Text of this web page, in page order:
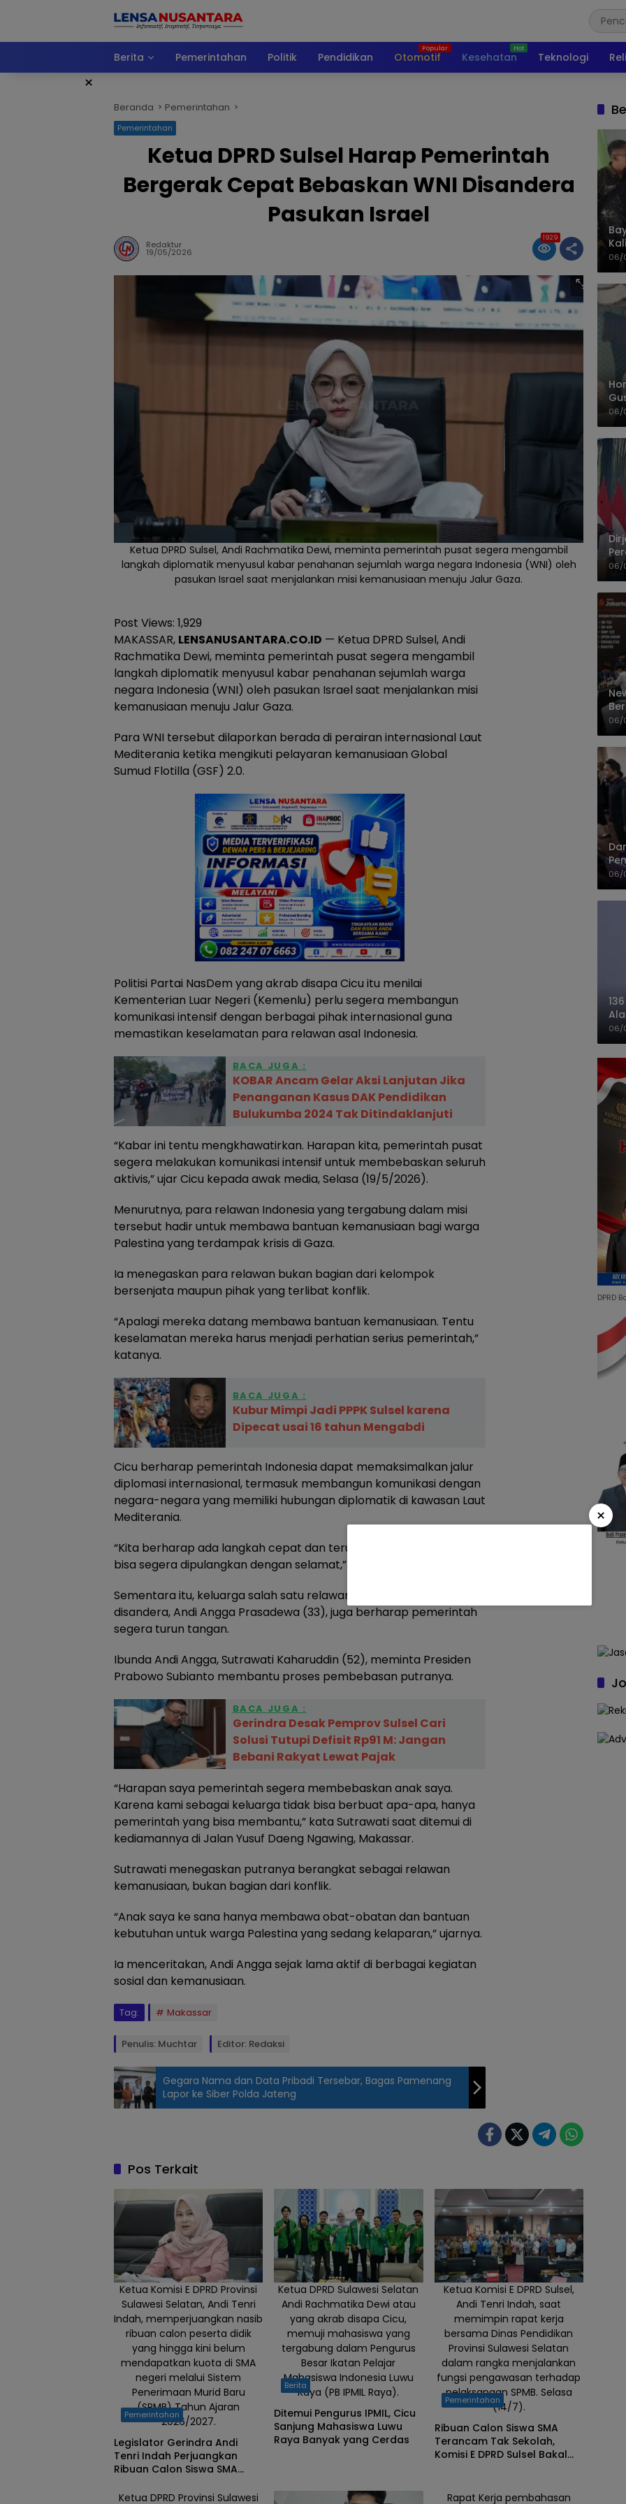
Berita
Pemerintahan Politik Pendidikan Otomotif Kesehatan Teknologi
×
Beranda Pemerintahan
Pemerintahan
Ketua DPRD Sulsel Harap Pemerintah
Bergerak Cepat Bebaskan WNI Disandera
Pasukan Israel
Redaktur
19/05/2026
1929
Ketua DPRD Sulsel, Andi Rachmatika Dewi, meminta pemerintah pusat segera mengambil
langkah diplomatik menyusul kabar penahanan sejumlah warga negara Indonesia (WNI) oleh
pasukan Israel saat menjalankan misi kemanusiaan menuju Jalur Gaza.
Post Views: 1,929
MAKASSAR, LENSANUSANTARA.CO.ID — Ketua DPRD Sulsel, Andi
Rachmatika Dewi, meminta pemerintah pusat segera mengambil
langkah diplomatik menyusul kabar penahanan sejumlah warga
negara Indonesia (WNI) oleh pasukan Israel saat menjalankan misi
kemanusiaan menuju Jalur Gaza.
Para WNI tersebut dilaporkan berada di perairan internasional Laut
Mediterania ketika mengikuti pelayaran kemanusiaan Global
Sumud Flotilla (GSF) 2.0.
Politisi Partai NasDem yang akrab disapa Cicu itu menilai
Kementerian Luar Negeri (Kemenlu) perlu segera membangun
komunikasi intensif dengan berbagai pihak internasional guna
memastikan keselamatan para relawan asal Indonesia.
BACA JUGA :
KOBAR Ancam Gelar Aksi Lanjutan Jika
Penanganan Kasus DAK Pendidikan
Bulukumba 2024 Tak Ditindaklanjuti
“Kabar ini tentu mengkhawatirkan. Harapan kita, pemerintah pusat
segera melakukan komunikasi intensif untuk membebaskan seluruh
aktivis,” ujar Cicu kepada awak media, Selasa (19/5/2026).
Menurutnya, para relawan Indonesia yang tergabung dalam misi
tersebut hadir untuk membawa bantuan kemanusiaan bagi warga
Palestina yang terdampak krisis di Gaza.
Ia menegaskan para relawan bukan bagian dari kelompok
bersenjata maupun pihak yang terlibat konflik.
“Apalagi mereka datang membawa bantuan kemanusiaan. Tentu
keselamatan mereka harus menjadi perhatian serius pemerintah,”
katanya.
BACA JUGA :
Kubur Mimpi Jadi PPPK Sulsel karena
Dipecat usai 16 tahun Mengabdi
Cicu berharap pemerintah Indonesia dapat memaksimalkan jalur
diplomasi internasional, termasuk membangun komunikasi dengan
negara-negara yang memiliki hubungan diplomatik di kawasan Laut
Mediterania.
“Kita berharap ada langkah cepat dan terukur agar seluruh WNI
bisa segera dipulangkan dengan selamat,” ujarnya.
Sementara itu, keluarga salah satu relawan asal Makassar yang
disandera, Andi Angga Prasadewa (33), juga berharap pemerintah
segera turun tangan.
Ibunda Andi Angga, Sutrawati Kaharuddin (52), meminta Presiden
Prabowo Subianto membantu proses pembebasan putranya.
BACA JUGA :
Gerindra Desak Pemprov Sulsel Cari
Solusi Tutupi Defisit Rp91 M: Jangan
Bebani Rakyat Lewat Pajak
“Harapan saya pemerintah segera membebaskan anak saya.
Karena kami sebagai keluarga tidak bisa berbuat apa-apa, hanya
pemerintah yang bisa membantu,” kata Sutrawati saat ditemui di
kediamannya di Jalan Yusuf Daeng Ngawing, Makassar.
Sutrawati menegaskan putranya berangkat sebagai relawan
kemanusiaan, bukan bagian dari konflik.
“Anak saya ke sana hanya membawa obat-obatan dan bantuan
kebutuhan untuk warga Palestina yang sedang kelaparan,” ujarnya.
Ia menceritakan, Andi Angga sejak lama aktif di berbagai kegiatan
sosial dan kemanusiaan.
Tag: Makassar
Penulis: Muchtar Editor: Redaksi
Dewi,
pemerintah
pusat segera
mengambil
langkah
diplomatik
menyusul
kabar
penahanan
sejumlah
warga
negara
Indonesia
(WNI) oleh
pasukan
Israel saat
menjalankan
misi
Gegara Nama dan Data Pribadi Tersebar, Bagas Pamenang
Lapor ke Siber Polda Jateng
Pos Terkait
Ketua Komisi E DPRD Provinsi
Sulawesi Selatan, Andi Tenri
Indah, memperjuangkan nasib
ribuan calon peserta didik
yang hingga kini belum
mendapatkan kuota di SMA
negeri melalui Sistem
Penerimaan Murid Baru
(SPMB) Tahun Ajaran
2026/2027.
Pemerintahan
Legislator Gerindra Andi
Tenri Indah Perjuangkan
Ribuan Calon Siswa SMA
Siap Kawal ke Kementerian
Ketua DPRD Sulawesi Selatan
Andi Rachmatika Dewi atau
yang akrab disapa Cicu,
memuji mahasiswa yang
tergabung dalam Pengurus
Besar Ikatan Pelajar
Mahasiswa Indonesia Luwu
Raya (PB IPMIL Raya).
Berita
Ditemui Pengurus IPMIL, Cicu
Sanjung Mahasiswa Luwu
Raya Banyak yang Cerdas
Ketua Komisi E DPRD Sulsel,
Andi Tenri Indah, saat
memimpin rapat kerja
bersama Dinas Pendidikan
Provinsi Sulawesi Selatan
dalam rangka menjalankan
fungsi pengawasan terhadap
pelaksanaan SPMB. Selasa
(14/7).
Pemerintahan
Ribuan Calon Siswa SMA
Terancam Tak Sekolah,
Komisi E DPRD Sulsel Bakal
Ketua DPRD Provinsi Sulawesi
Rapat Kerja pembahasan
06/
06/
06/
06/
06/
06/
DPRD
×